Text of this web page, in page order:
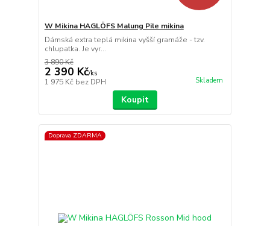
W Mikina HAGLÖFS Malung Pile mikina
Dámská extra teplá mikina vyšší gramáže - tzv.
chlupatka. Je vyr...
3 890 Kč
2 390 Kč/ks
1 975 Kč bez DPH Skladem
Koupit
Doprava ZDARMA